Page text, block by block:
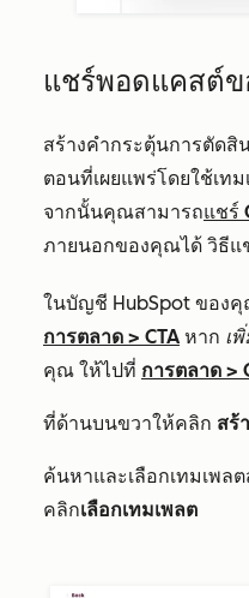
แชร์พอดแคสต์
สร้างคำกระตุ้นการตัดสิ
ตอนที่เผยแพร่โดยใช้เทม
จากนั้นคุณสามารถแชร์
ภายนอกของคุณได้ วิธีแ
ในบัญชี HubSpot ของ
การตลาด > CTA หาก เ
คุณ ให้ไปที่ การตลาด >
ที่ด้านบนขวาให้คลิก สร้
ค้นหาและเลือกเทมเพล
คลิกเลือกเทมเพลต